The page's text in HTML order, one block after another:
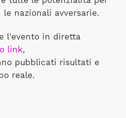
le nazionali avversarie.
l'evento in diretta
link,
pubblicati risultati e
reale.